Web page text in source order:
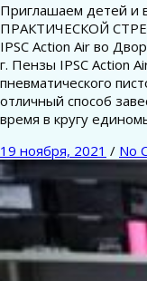
Приглашаем детей и
ПРАКТИЧЕСКОЙ
IPSC Action Air во
г. Пензы IPSC Action
пневматического
отличный способ
время в кругу
19 ноября, 2021 / No